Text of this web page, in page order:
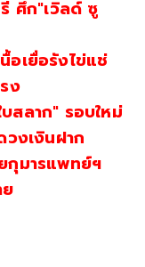
ศึก"เวิลด์ ซู
อเยื่อรังไข่แช่
ง
สลาก" รอบใหม่
งเงินฝาก
กุมารแพทย์ฯ